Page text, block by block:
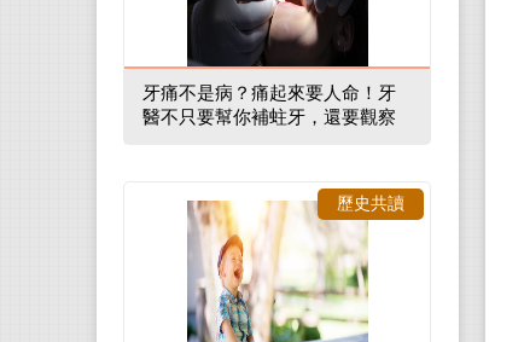
牙痛不是病？痛起來要人命！牙
醫不只要幫你補蛀牙，還要觀察
歷史共讀